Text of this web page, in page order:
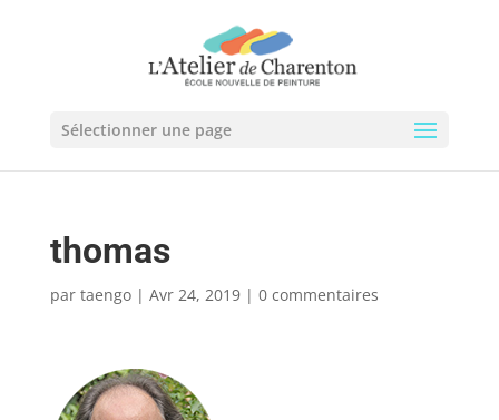
Sélectionner une page
thomas
par taengo| Avr 24, 2019| 0 commentaires